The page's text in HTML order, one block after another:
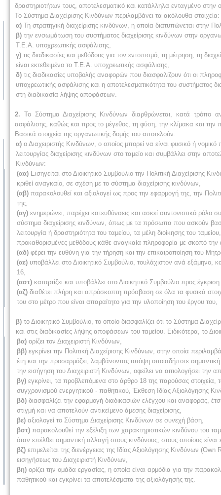
δραστηριοτήτων τους, αποτελεσματικό και κατάλληλα ενταγμένο
Το Σύστημα Διαχείρισης Κινδύνων περιλαμβάνει τα ακόλουθα στοιχεία:
α) Τη στρατηγική διαχείρισης κινδύνων, η οποία διατυπώνεται στην
β) την ενσωμάτωση του συστήματος διαχείρισης κινδύνων στην
Τ.Ε.Α. υποχρεωτικής ασφάλισης,
γ) τις διαδικασίες και μεθόδους για τον εντοπισμό, τη μέτρηση, τη
είναι εκτεθειμένο το Τ.Ε.Α. υποχρεωτικής ασφάλισης,
δ) τις διαδικασίες υποβολής αναφορών που διασφαλίζουν ότι οι
υποχρεωτικής ασφάλισης και η αποτελεσματικότητα του συστήματος
στη διαδικασία λήψης αποφάσεων.
2. Το Σύστημα Διαχείρισης Κινδύνων διαρθρώνεται, κατά
ασφάλισης, καθώς και προς το μέγεθος, τη φύση, την κλίμακα και την
Βασικά στοιχεία της οργανωτικής δομής του αποτελούν:
α) ο Διαχειριστής Κινδύνων, ο οποίος μπορεί να είναι φυσικό ή
λειτουργίας διαχείρισης κινδύνων στο ταμείο και συμβάλλει στην
Κινδύνων:
(αα) Εισηγείται στο Διοικητικό Συμβούλιο την Πολιτική Διαχείρισης
κριθεί αναγκαίο, σε σχέση με το σύστημα διαχείρισης κινδύνων,
(αβ) παρακολουθεί και αξιολογεί ως προς την εφαρμογή της, την
της,
(αγ) ενημερώνει, παρέχει κατευθύνσεις και ασκεί συντονιστικό
σύστημα διαχείρισης κινδύνων, όπως με τα πρόσωπα που ασκούν
λειτουργία ή δραστηριότητα του ταμείου, τα μέλη διοίκησης του
προκαθορισμένες μεθόδους κάθε αναγκαία πληροφορία με σκοπό
(αδ) φέρει την ευθύνη για την τήρηση και την επικαιροποίηση του
(αε) υποβάλλει στο Διοικητικό Συμβούλιο, τουλάχιστον ανά εξάμηνο,
16,
(αστ) καταρτίζει και υποβάλλει στο Διοικητικό Συμβούλιο προς
(αζ) διαθέτει πλήρη και απρόσκοπτη πρόσβαση σε όλα τα φυσικά
του στο μέτρο που είναι απαραίτητο για την υλοποίηση του έργου του,
β) το Διοικητικό Συμβούλιο, το οποίο διασφαλίζει ότι το Σύστημα
και στις διαδικασίες λήψης αποφάσεων του ταμείου. Ειδικότερα, το
βα) ορίζει τον Διαχειριστή Κινδύνων,
ββ) εγκρίνει την Πολιτική Διαχείρισης Κινδύνων, στην οποία
έτη και την προσαρμόζει, λαμβάνοντας υπόψη οποιαδήποτε
την εισήγηση του Διαχειριστή Κινδύνων, οφείλει να αιτιολογήσει
βγ) εγκρίνει, τα προβλεπόμενα στο άρθρο 18 της παρούσας
συγχρονισμού ενεργητικού - παθητικού, Έκθεση Ιδίας Αξιολόγησης
βδ) διασφαλίζει την εφαρμογή διαδικασιών ελέγχου και αναφοράς,
στιγμή και να αποτελούν αντικείμενο άμεσης διαχείρισης,
βε) αξιολογεί το Σύστημα Διαχείρισης Κινδύνων σε συνεχή βάση,
βστ) παρακολουθεί την εξέλιξη των χαρακτηριστικών κινδύνου του
όταν επέλθει σημαντική αλλαγή στους κινδύνους, στους οποίους
βζ) επιμελείται της διενέργειας της Ιδίας Αξιολόγησης Κινδύνων
εισηγήσεως του Διαχειριστή Κινδύνων,
βη) ορίζει την ομάδα εργασίας, η οποία είναι αρμόδια για την
παθητικού και εγκρίνει τα αποτελέσματα της αξιολόγησής της.